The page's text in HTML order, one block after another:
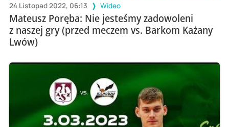
24 Listopad 2022, 06:13 Wideo
Mateusz Poręba: Nie jesteśmy zadowoleni
z naszej gry (przed meczem vs. Barkom Każany
Lwów)